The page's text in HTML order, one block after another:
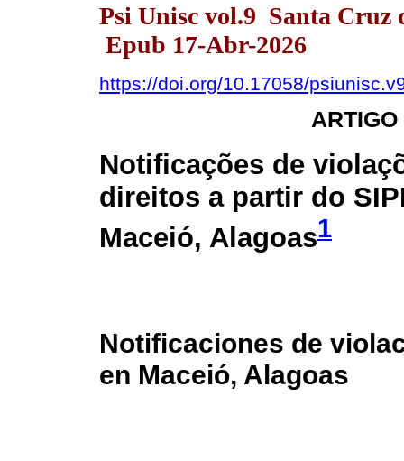
Psi Unisc vol.9 Santa Cruz
Epub 17-Abr-2026
https://doi.org/10.17058/
Notificações de
direitos a partir do
Maceió, Alagoas1
Notificaciones de
en Maceió, Alagoas